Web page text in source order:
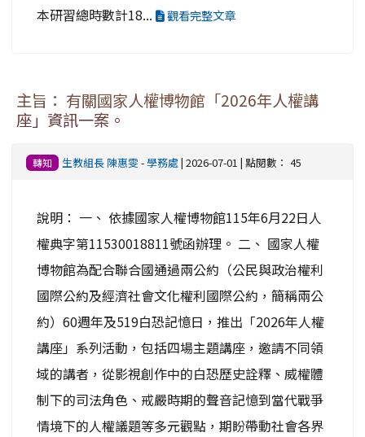
本研習總時數計18...
觀看完整文章
主旨： 有關國家人權博物館「2026年人權講
座」資訊一案。
轉知 生教組長 陳惠雯 -學務處 | 2026-07-01 | 點閱數： 45
說明： 一、 依據國家人權博物館115年6月22日人
權典字第11530018811號函辦理。 二、 國家人權
博物館為配合聯合國通過兩公約（公民與政治權利
國際公約及經濟社會文化權利國際公約，簡稱兩公
約）60週年及519白恐記憶日，推出「2026年人權
講座」系列活動，包括四場主題講座，邀請不同領
域的講者，從影視創作中的白恐歷史詮釋、威權體
制下的司法角色、戒嚴時期的聲音記憶到當代戰爭
情境下的人權議題等多元觀點，期盼帶動社會各界